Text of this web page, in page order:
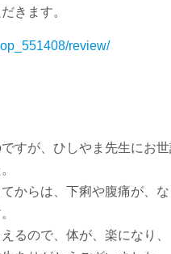
きます。
review/
すが、ひしやま先生にお
からは、下痢や腹痛が、な
るので、体が、楽になり、